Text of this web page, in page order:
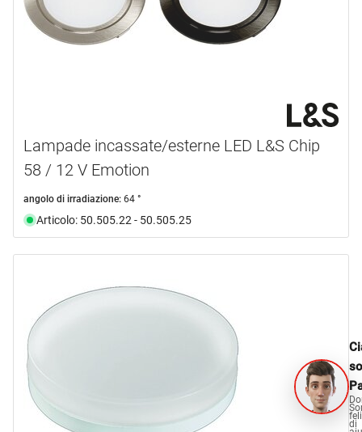
Lampade incassate/esterne LED L&S Chip
58 / 12 V Emotion
angolo di irradiazione: 64 °
Articolo: 50.505.22 - 50.505.25
di